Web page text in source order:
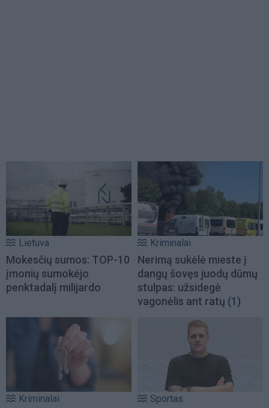
Lietuva
Mokesčių sumos: TOP-10
įmonių sumokėjo
penktadalį milijardo
Kriminalai
Nerimą sukėlė mieste į
dangų šovęs juodų dūmų
stulpas: užsidegė
vagonėlis ant ratų (1)
Kriminalai Sportas